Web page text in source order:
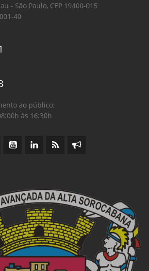
- São Paulo, CEP 19400-015
40
ao público:
às 16:30h